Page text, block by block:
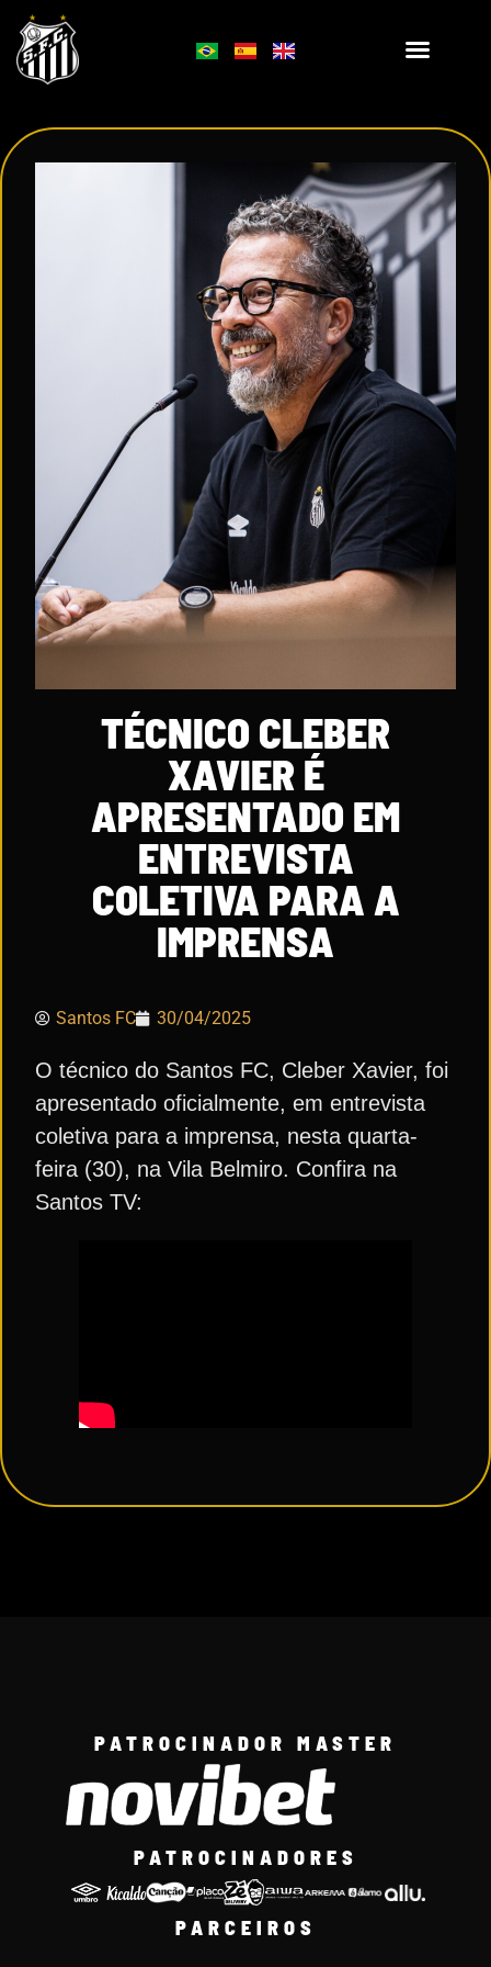
TÉCNICO CLEBER
XAVIER É
APRESENTADO EM
ENTREVISTA
COLETIVA PARA A
IMPRENSA
Santos FC 30/04/2025
O técnico do Santos FC, Cleber Xavier, foi
apresentado oficialmente, em entrevista
coletiva para a imprensa, nesta quarta-
feira (30), na Vila Belmiro. Confira na
Santos TV:
PATROCINADOR MASTER
PATROCINADORES
PARCEIROS